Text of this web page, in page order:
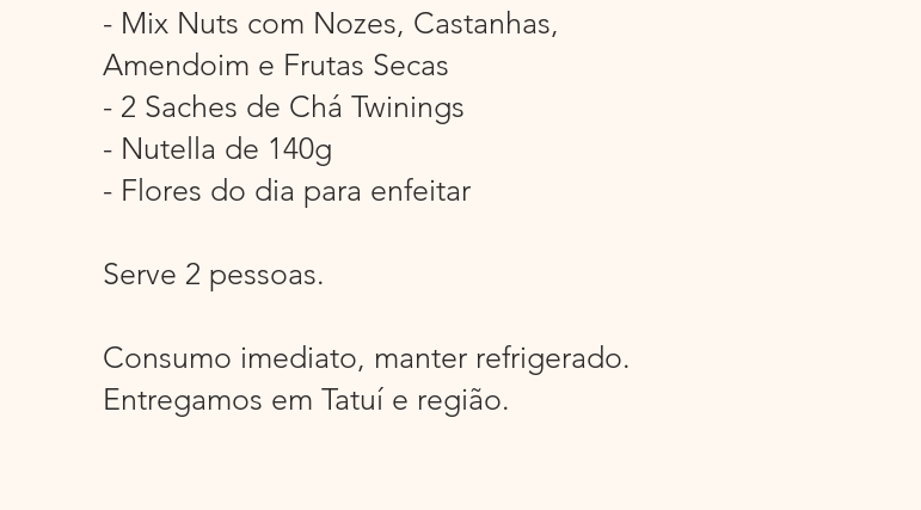
- Mix Nuts com Nozes, Castanhas,
Amendoim e Frutas Secas
- 2 Saches de Chá Twinings
- Nutella de 140g
- Flores do dia para enfeitar
Serve 2 pessoas.
Consumo imediato, manter refrigerado.
Entregamos em Tatuí e região.